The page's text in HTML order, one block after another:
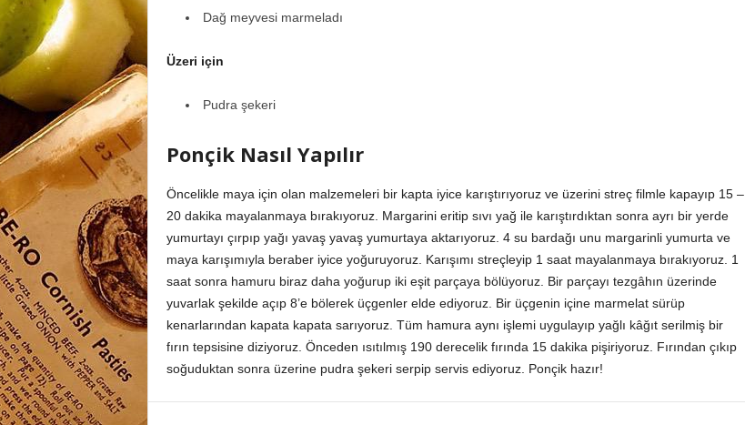
Dağ meyvesi marmeladı
Üzeri için
Pudra şekeri
Ponçik Nasıl Yapılır
Öncelikle maya için olan malzemeleri bir kapta iyice karıştırıyoruz ve üzerini streç filmle kapayıp 15 –
20 dakika mayalanmaya bırakıyoruz. Margarini eritip sıvı yağ ile karıştırdıktan sonra ayrı bir yerde
yumurtayı çırpıp yağı yavaş yavaş yumurtaya aktarıyoruz. 4 su bardağı unu margarinli yumurta ve
maya karışımıyla beraber iyice yoğuruyoruz. Karışımı streçleyip 1 saat mayalanmaya bırakıyoruz. 1
saat sonra hamuru biraz daha yoğurup iki eşit parçaya bölüyoruz. Bir parçayı tezgâhın üzerinde
yuvarlak şekilde açıp 8’e bölerek üçgenler elde ediyoruz. Bir üçgenin içine marmelat sürüp
kenarlarından kapata kapata sarıyoruz. Tüm hamura aynı işlemi uygulayıp yağlı kâğıt serilmiş bir
fırın tepsisine diziyoruz. Önceden ısıtılmış 190 derecelik fırında 15 dakika pişiriyoruz. Fırından çıkıp
soğuduktan sonra üzerine pudra şekeri serpip servis ediyoruz. Ponçik hazır!